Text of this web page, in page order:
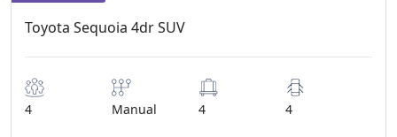
Toyota Sequoia 4dr SUV
4 Manual 4 4